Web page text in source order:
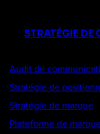
STRATÉGIE
Audit de
Stratégie de
Stratégie de marque
Plateforme de